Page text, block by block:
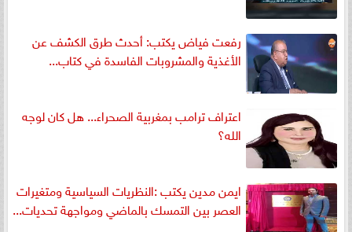
رفعت فياض يكتب: أحدث طرق الكشف عن
الأغذية والمشروبات الفاسدة في كتاب...
اعتراف ترامب بمغربية الصحراء... هل كان لوجه
الله؟
ايمن مدين يكتب :النظريات السياسية ومتغيرات
العصر بين التمسك بالماضي ومواجهة تحديات...